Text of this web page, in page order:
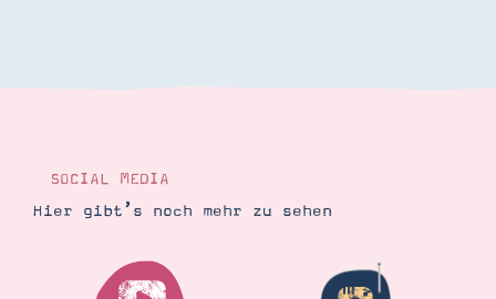
SOCIAL MEDIA
Hier gibt’s noch mehr zu sehen